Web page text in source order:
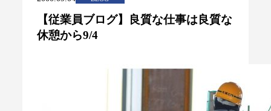
【従業員ブログ】良質な仕事は良質な
休憩から9/4